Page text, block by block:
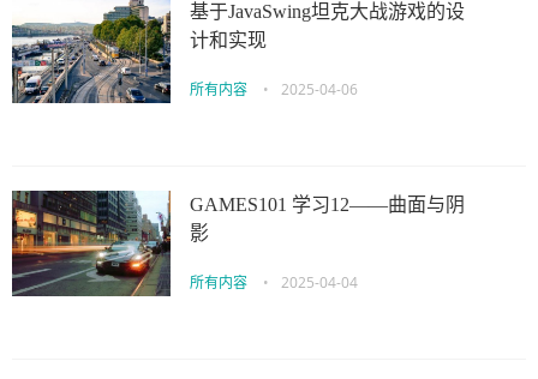
基于JavaSwing坦克大战游戏的设
计和实现
所有内容 • 2025-04-06
GAMES101 学习12——曲面与阴
影
所有内容 • 2025-04-04